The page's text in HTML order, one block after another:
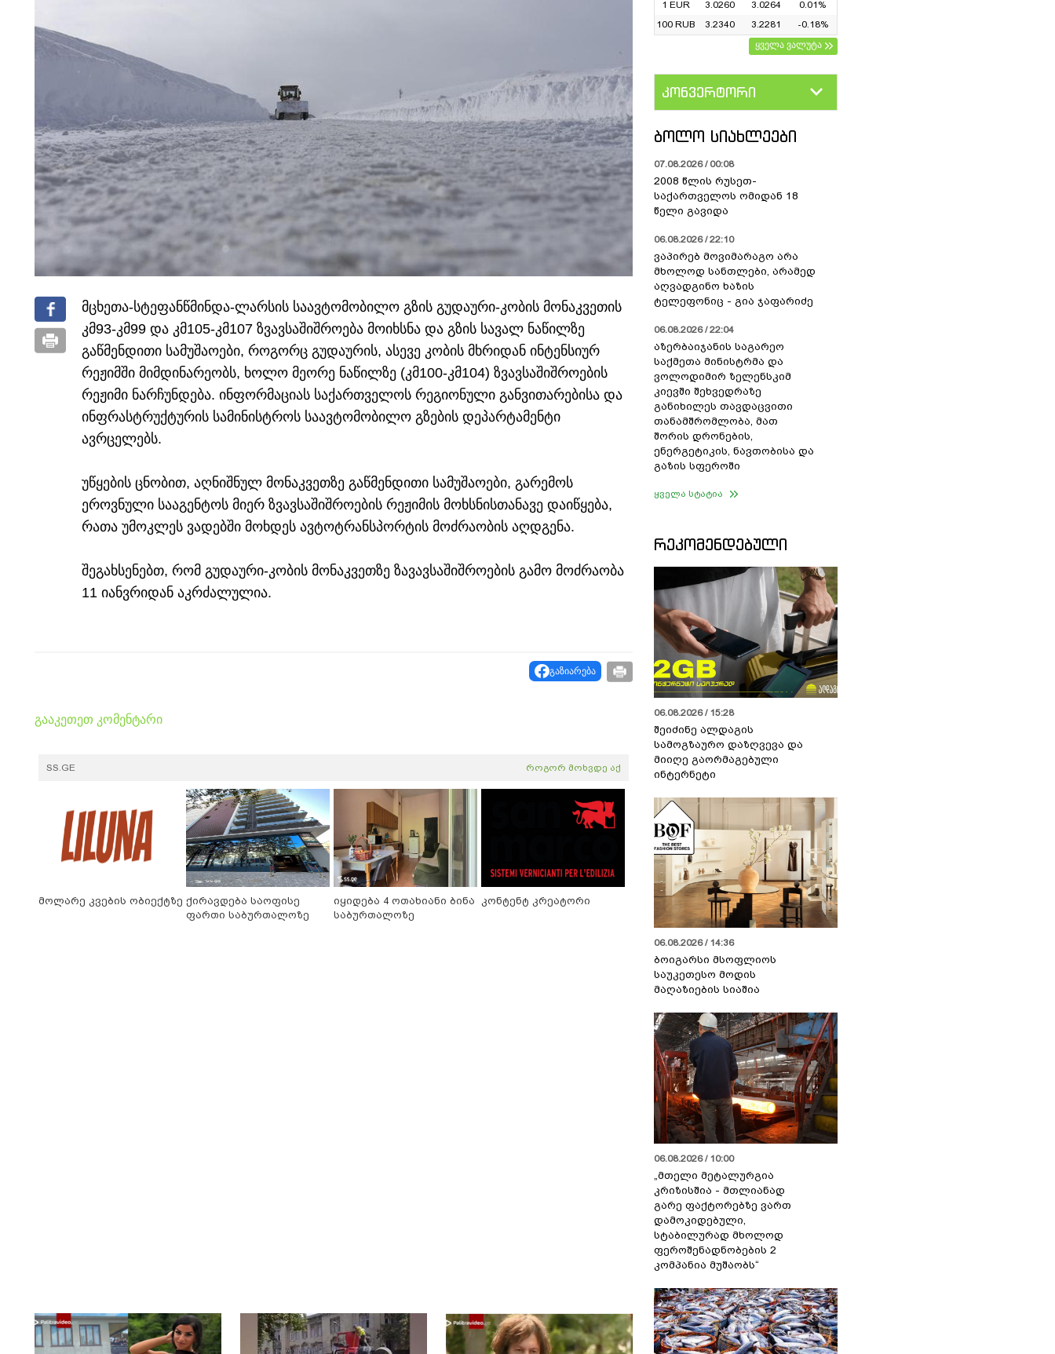
მცხეთა-სტეფანწმინდა-ლარსის საავტომობილო გზის გუდაური-კობის მონაკვეთის
კმ93-კმ99 და კმ105-კმ107 ზვავსაშიშროება მოიხსნა და გზის სავალ ნაწილზე
გაწმენდითი სამუშაოები, როგორც გუდაურის, ასევე კობის მხრიდან ინტენსიურ
რეჟიმში მიმდინარეობს, ხოლო მეორე ნაწილზე (კმ100-კმ104) ზვავსაშიშროების
რეჟიმი ნარჩუნდება. ინფორმაციას საქართველოს რეგიონული განვითარებისა და
ინფრასტრუქტურის სამინისტროს საავტომობილო გზების დეპარტამენტი
ავრცელებს.
უწყების ცნობით, აღნიშნულ მონაკვეთზე გაწმენდითი სამუშაოები, გარემოს
ეროვნული სააგენტოს მიერ ზვავსაშიშროების რეჟიმის მოხსნისთანავე დაიწყება,
რათა უმოკლეს ვადებში მოხდეს ავტოტრანსპორტის მოძრაობის აღდგენა.
შეგახსენებთ, რომ გუდაური-კობის მონაკვეთზე ზავავსაშიშროების გამო მოძრაობა
11 იანვრიდან აკრძალულია.
გაზიარება
გააკეთეთ კომენტარი
SS.GE როგორ მოხვდე აქ
მოლარე კვების ობიექტზე ქირავდება საოფისე
ფართი საბურთალოზე
იყიდება 4 ოთახიანი ბინა
საბურთალოზე
კონტენტ კრეატორი
1 EUR
3.0260 3.0264
0.01%
100 RUB
3.2340 3.2281
-0.18%
ყველა ვალუტა
კონვერტორი
ᲑᲝᲚᲝ ᲡᲘᲐᲮᲚᲔᲔᲑᲘ
07.08.2026 / 00:08
2008 წლის რუსეთ-
საქართველოს ომიდან 18
წელი გავიდა
06.08.2026 / 22:10
ვაპირებ მოვიმარაგო არა
მხოლოდ სანთლები, არამედ
აღვადგინო ხაზის
ტელეფონიც - გია ჯაფარიძე
06.08.2026 / 22:04
აზერბაიჯანის საგარეო
საქმეთა მინისტრმა და
ვოლოდიმირ ზელენსკიმ
კიევში შეხვედრაზე
განიხილეს თავდაცვითი
თანამშრომლობა, მათ
შორის დრონების,
ენერგეტიკის, ნავთობისა და
გაზის სფეროში
ყველა სტატია
ᲠᲔᲙᲝᲛᲔᲜᲓᲔᲑᲣᲚᲘ
06.08.2026 / 15:28
შეიძინე ალდაგის
სამოგზაურო დაზღვევა და
მიიღე გაორმაგებული
ინტერნეტი
06.08.2026 / 14:36
ბოიგარსი მსოფლიოს
საუკეთესო მოდის
მაღაზიების სიაშია
06.08.2026 / 10:00
„მთელი მეტალურგია
კრიზისშია - მთლიანად
გარე ფაქტორებზე ვართ
დამოკიდებული,
სტაბილურად მხოლოდ
ფეროშენადნობების 2
კომპანია მუშაობს“